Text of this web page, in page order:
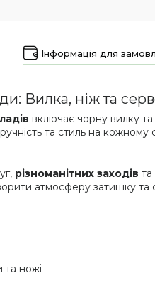
Інформація для
Вилка, ніж та
включає чорну вилку та
та стиль на кожному
різноманітних заходів
атмосферу затишку
та ножі